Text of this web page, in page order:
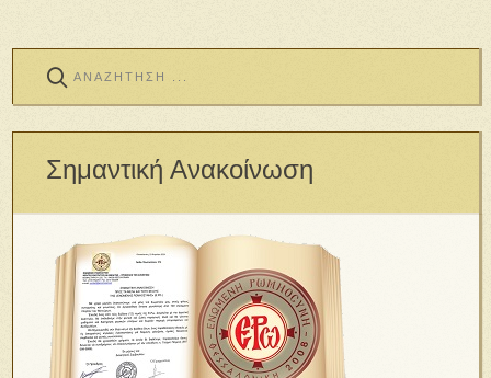
Σημαντική Ανακοίνωση